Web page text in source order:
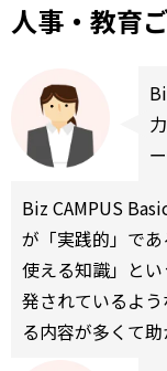
人事・教育
Biz CAMPUS
が「実践的」で
使える知識」と
発されているよ
る内容が多くて助